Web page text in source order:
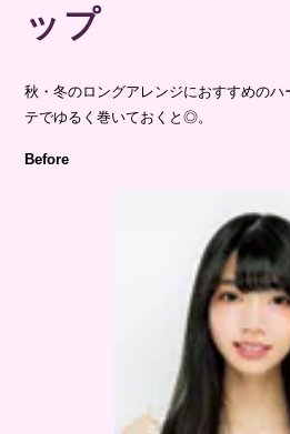
ップ
秋・冬のロングアレンジにおすすめの
テでゆるく巻いておくと◎。
Before